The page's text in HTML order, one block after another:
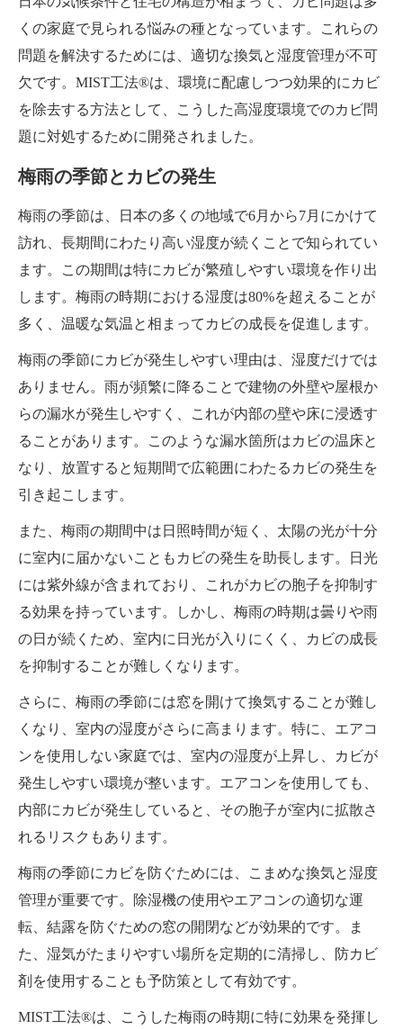
くの家庭で見られる悩みの種となっています。これらの
問題を解決するためには、適切な換気と湿度管理が不可
欠です。MIST工法®は、環境に配慮しつつ効果的にカビ
を除去する方法として、こうした高湿度環境でのカビ問
題に対処するために開発されました。
梅雨の季節とカビの発生
梅雨の季節は、日本の多くの地域で6月から7月にかけて
訪れ、長期間にわたり高い湿度が続くことで知られてい
ます。この期間は特にカビが繁殖しやすい環境を作り出
します。梅雨の時期における湿度は80%を超えることが
多く、温暖な気温と相まってカビの成長を促進します。
梅雨の季節にカビが発生しやすい理由は、湿度だけでは
ありません。雨が頻繁に降ることで建物の外壁や屋根か
らの漏水が発生しやすく、これが内部の壁や床に浸透す
ることがあります。このような漏水箇所はカビの温床と
なり、放置すると短期間で広範囲にわたるカビの発生を
引き起こします。
また、梅雨の期間中は日照時間が短く、太陽の光が十分
に室内に届かないこともカビの発生を助長します。日光
には紫外線が含まれており、これがカビの胞子を抑制す
る効果を持っています。しかし、梅雨の時期は曇りや雨
の日が続くため、室内に日光が入りにくく、カビの成長
を抑制することが難しくなります。
さらに、梅雨の季節には窓を開けて換気することが難し
くなり、室内の湿度がさらに高まります。特に、エアコ
ンを使用しない家庭では、室内の湿度が上昇し、カビが
発生しやすい環境が整います。エアコンを使用しても、
内部にカビが発生していると、その胞子が室内に拡散さ
れるリスクもあります。
梅雨の季節にカビを防ぐためには、こまめな換気と湿度
管理が重要です。除湿機の使用やエアコンの適切な運
転、結露を防ぐための窓の開閉などが効果的です。ま
た、湿気がたまりやすい場所を定期的に清掃し、防カビ
剤を使用することも予防策として有効です。
MIST工法®は、こうした梅雨の時期に特に効果を発揮し